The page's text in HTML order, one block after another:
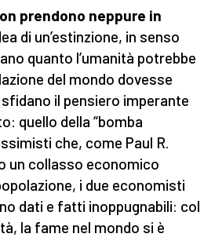
prendono neppure in
di un’estinzione, in senso
quanto l’umanità potrebbe
del mondo dovesse
il pensiero imperante
quello della “bomba
che, come Paul R.
un collasso economico
i due economisti
dati e fatti inoppugnabili: col
la fame nel mondo si è